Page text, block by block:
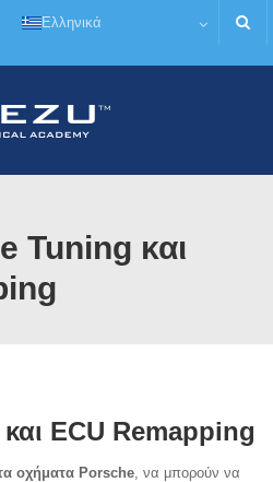
Ελληνικά
Tuning και
ECU Remapping
οχήματα Porsche, να μπορούν να